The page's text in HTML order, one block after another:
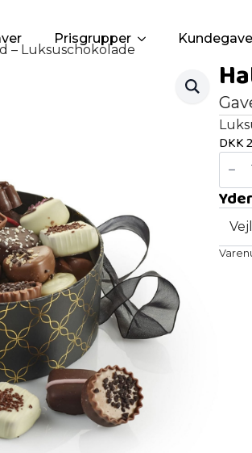
Prisgrupper
– Luksuschokolade
DKK
-
antal